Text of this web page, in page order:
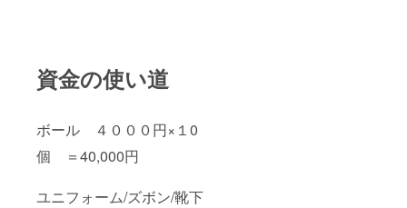
資金の使い道
ボール ４０００円×１0
個 ＝40,000円
ユニフォーム/ズボン/靴下